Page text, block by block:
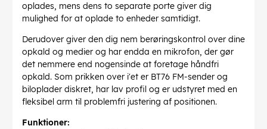
oplades, mens dens to separate porte giver dig
mulighed for at oplade to enheder samtidigt.
Derudover giver den dig nem berøringskontrol over dine
opkald og medier og har endda en mikrofon, der gør
det nemmere end nogensinde at foretage håndfri
opkald. Som prikken over i'et er BT76 FM-sender og
biloplader diskret, har lav profil og er udstyret med en
fleksibel arm til problemfri justering af positionen.
Funktioner: